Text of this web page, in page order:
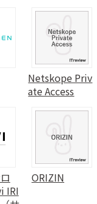
Netskope Priv
ate Access
IRI
ORIZIN